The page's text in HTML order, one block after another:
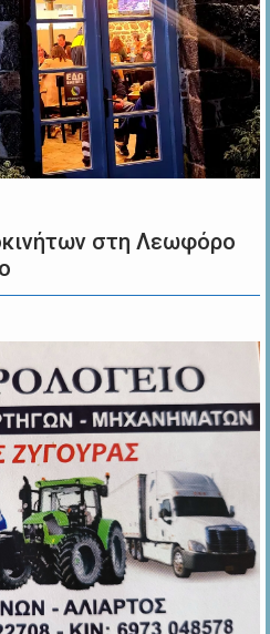
στη Λεωφόρο